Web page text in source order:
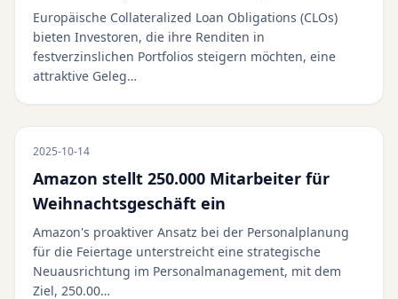
Europäische Collateralized Loan Obligations (CLOs)
bieten Investoren, die ihre Renditen in
festverzinslichen Portfolios steigern möchten, eine
attraktive Geleg…
2025-10-14
Amazon stellt 250.000 Mitarbeiter für
Weihnachtsgeschäft ein
Amazon's proaktiver Ansatz bei der Personalplanung
für die Feiertage unterstreicht eine strategische
Neuausrichtung im Personalmanagement, mit dem
Ziel, 250.00…